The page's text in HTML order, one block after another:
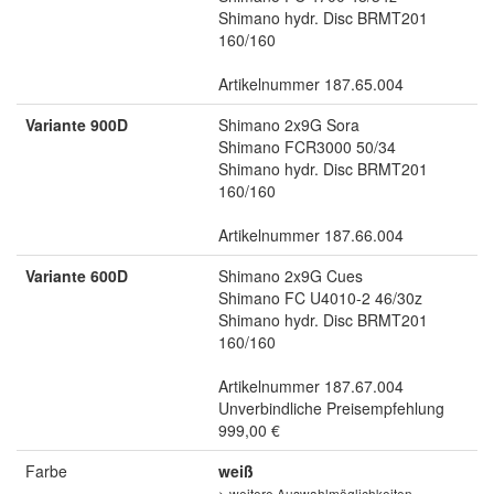
Shimano hydr. Disc BRMT201
160/160
Artikelnummer 187.65.004
Variante 900D
Shimano 2x9G Sora
Shimano FCR3000 50/34
Shimano hydr. Disc BRMT201
160/160
Artikelnummer 187.66.004
Variante 600D
Shimano 2x9G Cues
Shimano FC U4010-2 46/30z
Shimano hydr. Disc BRMT201
160/160
Artikelnummer 187.67.004
Unverbindliche Preisempfehlung
999,00 €
Farbe
weiß